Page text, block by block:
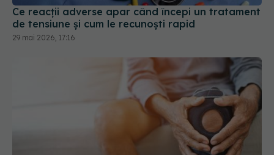
Ce reacții adverse apar când începi un tratament
de tensiune și cum le recunoști rapid
29 mai 2026, 17:16